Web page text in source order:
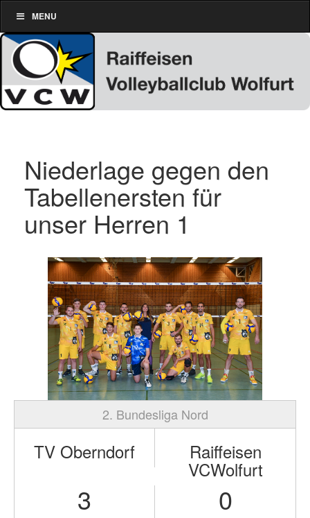
MENU
Niederlage gegen den
Tabellenersten für
unser Herren 1
2. Bundesliga Nord
TV Oberndorf Raiffeisen
VCWolfurt
3 0